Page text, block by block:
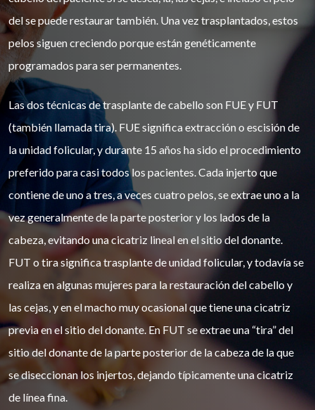
del se puede restaurar también. Una vez trasplantados, estos
pelos siguen creciendo porque están genéticamente
programados para ser permanentes.
Las dos técnicas de trasplante de cabello son FUE y FUT
(también llamada tira). FUE significa extracción o escisión de
la unidad folicular, y durante 15 años ha sido el procedimiento
preferido para casi todos los pacientes. Cada injerto que
contiene de uno a tres, a veces cuatro pelos, se extrae uno a la
vez generalmente de la parte posterior y los lados de la
cabeza, evitando una cicatriz lineal en el sitio del donante.
FUT o tira significa trasplante de unidad folicular, y todavía se
realiza en algunas mujeres para la restauración del cabello y
las cejas, y en el macho muy ocasional que tiene una cicatriz
previa en el sitio del donante. En FUT se extrae una “tira” del
sitio del donante de la parte posterior de la cabeza de la que
se diseccionan los injertos, dejando típicamente una cicatriz
de línea fina.